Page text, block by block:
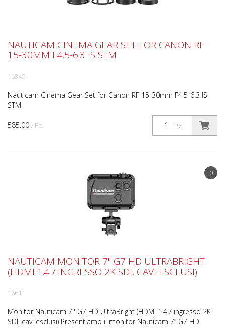
585.00 / Pz. Pz.
NAUTICAM CINEMA GEAR SET FOR CANON RF
15-30MM F4.5-6.3 IS STM
16345
Nauticam Cinema Gear Set for Canon RF 15-30mm F4.5-6.3 IS
STM
0
NAUTICAM MONITOR 7'' G7 HD ULTRABRIGHT
(HDMI 1.4 / INGRESSO 2K SDI, CAVI ESCLUSI)
16611
Monitor Nauticam 7'' G7 HD UltraBright (HDMI 1.4 / ingresso 2K
SDI, cavi esclusi) Presentiamo il monitor Nauticam 7” G7 HD